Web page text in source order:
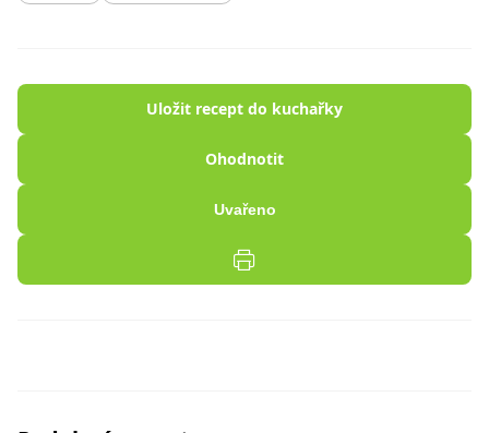
Uložit recept do kuchařky
Ohodnotit
Uvařeno